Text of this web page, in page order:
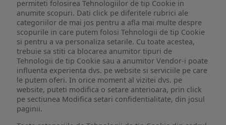
permiteti folosirea Tehnologiilor de tip Cookie in
anumite scopuri. Dati click pe diferitele rubrici ale
categoriilor de mai jos pentru a afla mai multe despre
scopurile in care putem folosi Tehnologii de tip Cookie
si pentru a va personaliza setarile. Cu toate acestea,
trebuie sa stiti ca blocarea anumitor tipuri de
Tehnologii de tip Cookie sau a anumitor Vendor-i poate
influenta experienta dvs. pe website si serviciile pe care
le putem oferi. In orice moment al vizitei dvs. pe
website, puteti modifica o setare anterioara, prin click
pe sectiunea Modifica setari confidentialitate, din josul
paginii.